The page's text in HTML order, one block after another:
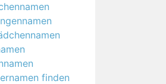
finden